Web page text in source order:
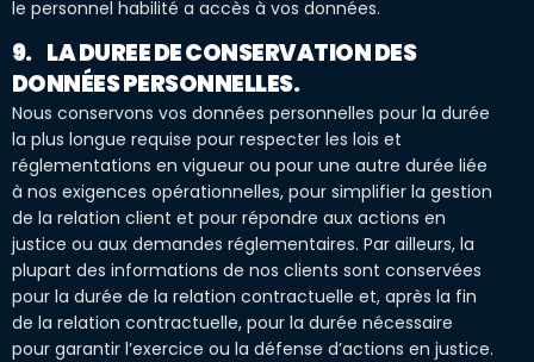
le personnel habilité a accès à vos données.
9. LA DUREE DE CONSERVATION DES
DONNÉES PERSONNELLES.
Nous conservons vos données personnelles pour la durée
la plus longue requise pour respecter les lois et
réglementations en vigueur ou pour une autre durée liée
à nos exigences opérationnelles, pour simplifier la gestion
de la relation client et pour répondre aux actions en
justice ou aux demandes réglementaires. Par ailleurs, la
plupart des informations de nos clients sont conservées
pour la durée de la relation contractuelle et, après la fin
de la relation contractuelle, pour la durée nécessaire
pour garantir l’exercice ou la défense d’actions en justice.